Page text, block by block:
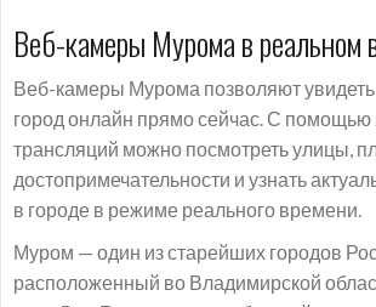
Веб-камеры Мурома в реальном
Веб-камеры Мурома позволяют увидеть
город онлайн прямо сейчас. С
трансляций можно посмотреть улицы,
достопримечательности и узнать
в городе в режиме реального времени.
Муром — один из старейших городов
расположенный во Владимирской